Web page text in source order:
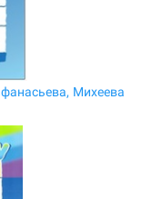
Михеева